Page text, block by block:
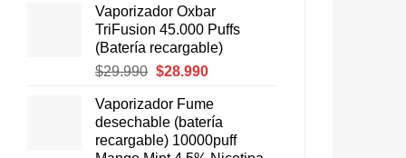
original
era:
$30.980.
actual
es:
$29.990.
Vaporizador Oxbar
TriFusion 45.000 Puffs
(Batería recargable)
$29.990 El
original
era:
$29.990.
$28.990El
actual
es:
$28.990.
Vaporizador Fume
desechable (batería
recargable) 10000puff